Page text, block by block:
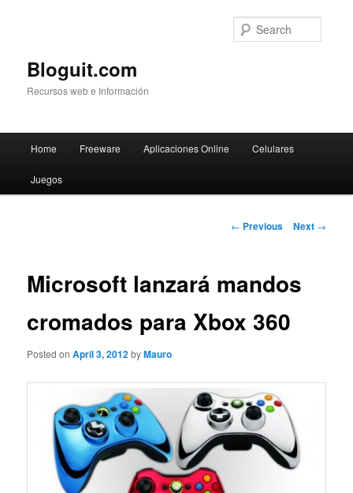
Bloguit.com
Recursos web e Información
Skip
to
Home Freeware Aplicaciones Online Celulares
Juegos
Post
← Previous Next →
Microsoft lanzará mandos
cromados para Xbox 360
Posted onApril 3, 2012byMauro